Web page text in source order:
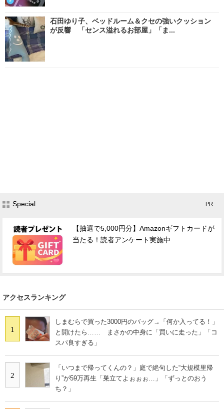
石田ゆり子、ベッドルーム＆クセの強いクッション
が反響 「センス溢れるお部屋」「ま...
Special - PR -
【抽選で5,000円分】Amazonギフトカードが
当たる！読者アンケート実施中
アクセスランキング
1
しまむらで買った3000円のバッグ→「何か入ってる！」
と開けたら…… まさかの中身に「買いに走った」「コ
スパ良すぎる」
2
「いつまで帰ってくんの？」庭で絶句した“大規模里帰
り”が59万再生「巣立てよぉぉぉ…」「ずっとのおう
ち？」